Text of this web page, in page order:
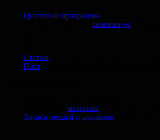
Грантовые программы
симпозиум
Статью
Пост
материал
Записи лекций и докладов